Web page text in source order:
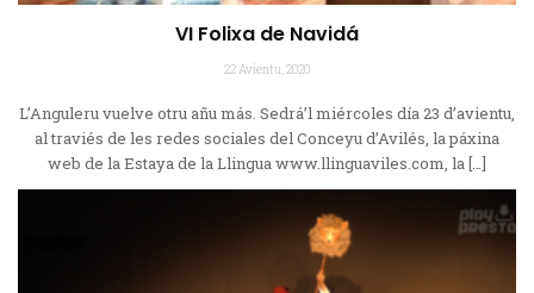
VI Folixa de Navidá
22 Avientu, 2020
L’Anguleru vuelve otru añu más. Sedrá’l miércoles día 23 d’avientu,
al traviés de les redes sociales del Conceyu d’Avilés, la páxina
web de la Estaya de la Llingua www.llinguaviles.com, la […]